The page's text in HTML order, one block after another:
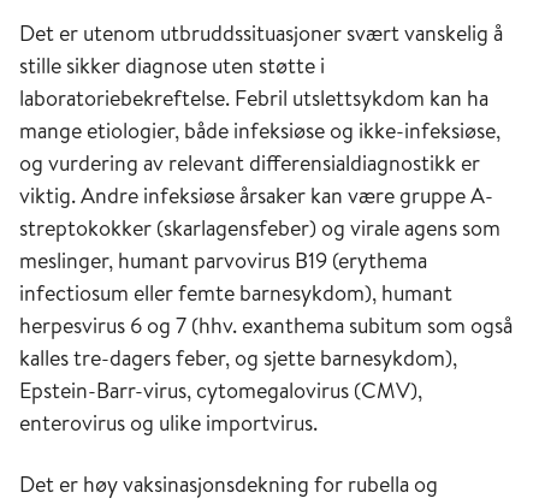
Det er utenom utbruddssituasjoner svært vanskelig å
stille sikker diagnose uten støtte i
laboratoriebekreftelse. Febril utslettsykdom kan ha
mange etiologier, både infeksiøse og ikke-infeksiøse,
og vurdering av relevant differensialdiagnostikk er
viktig. Andre infeksiøse årsaker kan være gruppe A-
streptokokker (skarlagensfeber) og virale agens som
meslinger, humant parvovirus B19 (erythema
infectiosum eller femte barnesykdom), humant
herpesvirus 6 og 7 (hhv. exanthema subitum som også
kalles tre-dagers feber, og sjette barnesykdom),
Epstein-Barr-virus, cytomegalovirus (CMV),
enterovirus og ulike importvirus.
Det er høy vaksinasjonsdekning for rubella og